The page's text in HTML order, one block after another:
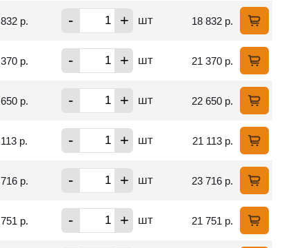
р. - + шт 18 832 р.
р. - + шт 21 370 р.
р. - + шт 22 650 р.
р. - + шт 21 113 р.
р. - + шт 23 716 р.
р. - + шт 21 751 р.